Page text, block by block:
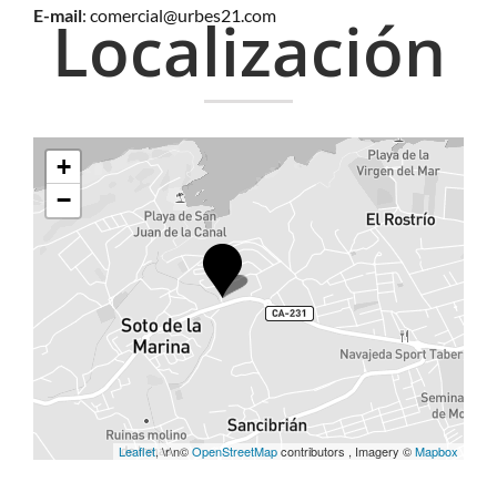
Localización
+
−
Leaflet, \r\n©OpenStreetMapcontributors , Imagery ©Mapbox
E-mail: comercial@urbes21.com